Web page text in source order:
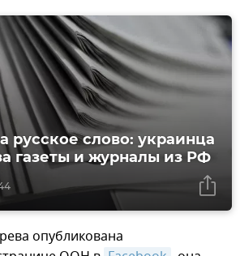
русское слово: украинца
газеты и журналы из РФ
опубликована